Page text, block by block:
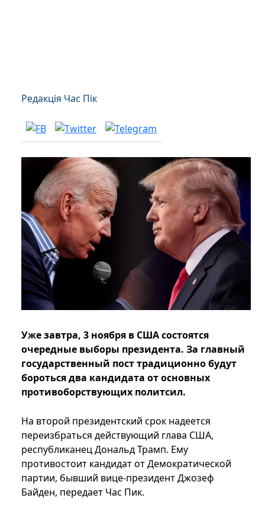
Редакція Час Пік
Уже завтра, 3 ноября в США состоятся
очередные выборы президента. За главный
государственный пост традиционно будут
бороться два кандидата от основных
противоборствующих политсил.
На второй президентский срок надеется
переизбраться действующий глава США,
республиканец Дональд Трамп. Ему
противостоит кандидат от Демократической
партии, бывший вице-президент Джозеф
Байден, передает Час Пик.